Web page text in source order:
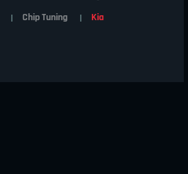
Chip Tuning Kia